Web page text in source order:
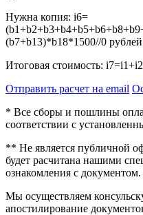
Нужна копия: i6=
(b7+b13)*b18*1500//0 рублей
Итоговая стоимость:
Отправить расчет на email
* Все сборы и пошлины
соответствии с
** Не является публичной
будет расчитана нашими
ознакомления с документом.
Мы осуществляем
апостилирование